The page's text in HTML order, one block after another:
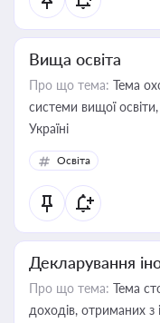
Вища освіта
Про що тема: Тема
системи вищої освіти,
Україні
Освіта
Декларування
Про що тема: Тема
доходів, отриманих